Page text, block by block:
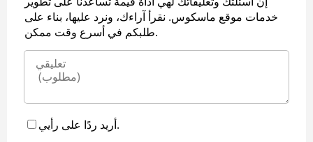
خدمات موقع ماسكوس. نقرأ آراءك، ونرد عليها، بناء على
طلبكم في أسرع وقت ممكن.
أريد ردًا على رأيي.